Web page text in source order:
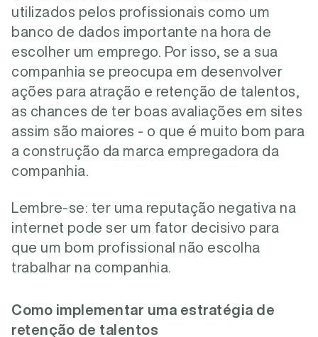
utilizados pelos profissionais como um
banco de dados importante na hora de
escolher um emprego. Por isso, se a sua
companhia se preocupa em desenvolver
ações para atração e retenção de talentos,
as chances de ter boas avaliações em sites
assim são maiores - o que é muito bom para
a construção da marca empregadora da
companhia.
Lembre-se: ter uma reputação negativa na
internet pode ser um fator decisivo para
que um bom profissional não escolha
trabalhar na companhia.
Como implementar uma estratégia de
retenção de talentos